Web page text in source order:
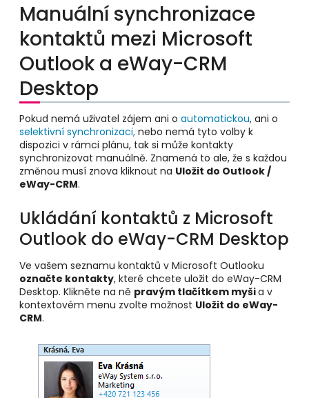
Manuální synchronizace
kontaktů mezi Microsoft
Outlook a eWay-CRM
Desktop
Pokud nemá uživatel zájem ani o automatickou, ani o
selektivní synchronizaci, nebo nemá tyto volby k
dispozici v rámci plánu, tak si může kontakty
synchronizovat manuálně. Znamená to ale, že s každou
změnou musí znova kliknout na Uložit do Outlook /
eWay-CRM.
Ukládání kontaktů z Microsoft
Outlook do eWay-CRM Desktop
Ve vašem seznamu kontaktů v Microsoft Outlooku
označte kontakty, které chcete uložit do eWay-CRM
Desktop. Klikněte na ně pravým tlačítkem myšia v
kontextovém menu zvolte možnost Uložit do eWay-
CRM.